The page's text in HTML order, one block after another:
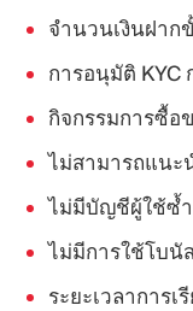
จำนวนเงินฝาก
การอนุมัติ KYC
กิจกรรมการซื้อ
ไม่สามารถแนะ
ไม่มีบัญชีผู้ใช้ซ้ำ
ไม่มีการใช้โบนั
ระยะเวลาการเ